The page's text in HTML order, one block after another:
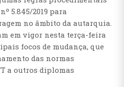
5.845/2019 para
no âmbito da autarquia.
em vigor nesta terça-feira
focos de mudança, que
das normas
a outros diplomas